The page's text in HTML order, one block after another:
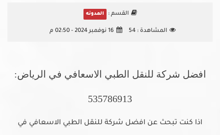
القسم : المدونه
المشاهدة :54 16 نوفمبر 2024 - 02:50 م
افضل شركة للنقل الطبي الاسعافي في الرياض:
535786913
اذا كنت تبحث عن افضل شركة للنقل الطبي الاسعافي في